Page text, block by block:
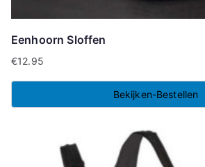
Eenhoorn Sloffen
€12.95
Bekijken-Bestellen